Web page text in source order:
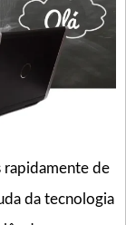
rapidamente de
da tecnologia